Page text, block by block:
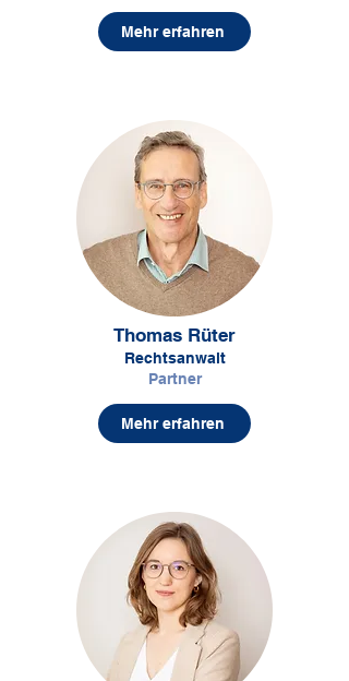
Mehr erfahren
Thomas Rüter
Rechtsanwalt
Partner
Mehr erfahren